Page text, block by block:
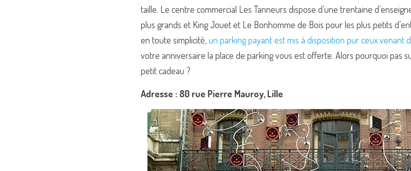
taille. Le centre commercial Les Tanneurs dispose d’une trentaine
plus grands et King Jouet et Le Bonhomme de Bois pour les plus petits
en toute simplicité, un parking payant est mis à disposition pur ceux venant
votre anniversaire la place de parking vous est offerte. Alors pourquoi pas
petit cadeau ?
Adresse : 80 rue Pierre Mauroy, Lille